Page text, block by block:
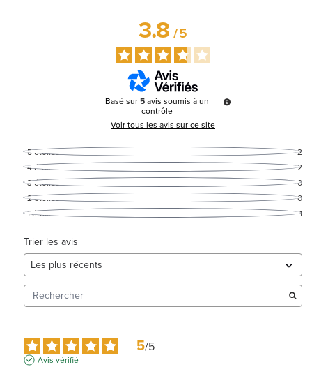
3.8/5
Basé sur5avis soumis à un
contrôle
Voir tous les avis sur ce site
5étoiles
2
4étoiles
2
3étoiles
0
2étoiles
0
1étoile 1
Trier les avis
5/5
Avis vérifié